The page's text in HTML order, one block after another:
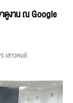
ดูงาน ณ Google
เสาวคนธ์